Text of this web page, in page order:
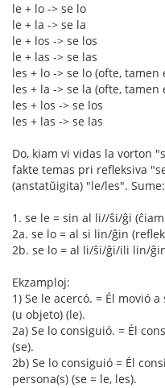
le + lo -> se lo
le + la -> se la
le + los -> se los
le + las -> se las
les + lo -> se lo (ofte, tamen
les + la -> se la (ofte, tamen
les + los -> se los
les + las -> se las
Do, kiam vi vidas la vorton
fakte temas pri refleksiva
(anstatŭigita) "le/les". Sume:
1. se le = sin al li//ŝi/ĝi
2a. se lo = al si lin/ĝin
2b. se lo = al li/ŝi/ĝi/ili lin/
Ekzamploj:
1) Se le acercó. = Él movió
(u objeto) (le).
2a) Se lo consiguió. = Él
(se).
2b) Se lo consiguió = Él
persona(s) (se = le, les).